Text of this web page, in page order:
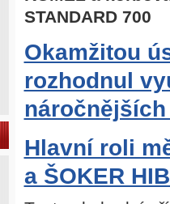
STANDARD 700
Okamžitou
rozhodnul
Hlavní roli
a ŠOKER